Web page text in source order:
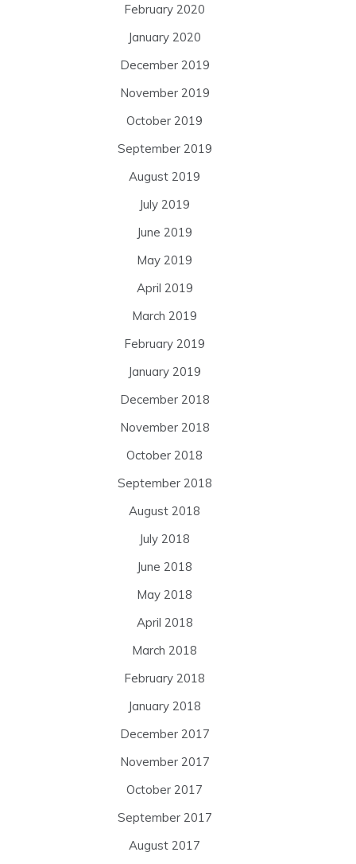
February 2020
January 2020
December 2019
November 2019
October 2019
September 2019
August 2019
July 2019
June 2019
May 2019
April 2019
March 2019
February 2019
January 2019
December 2018
November 2018
October 2018
September 2018
August 2018
July 2018
June 2018
May 2018
April 2018
March 2018
February 2018
January 2018
December 2017
November 2017
October 2017
September 2017
August 2017